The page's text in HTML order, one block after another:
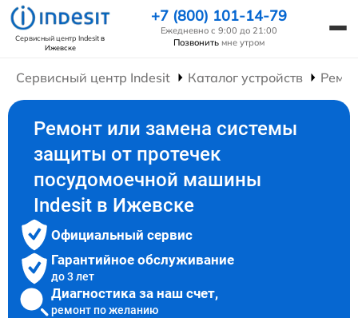
Сервисный центр Indesitв
Ижевске
+7 (800) 101-14-79
Ежедневно с 9:00 до 21:00
Позвонить мне утром
Сервисный центр Indesit Каталог устройств
Ремонт или замена системы
защиты от протечек
посудомоечной машины
Indesit в Ижевске
Официальный сервис
Гарантийное обслуживание
до 3 лет
Диагностика за наш счет,
ремонт по желанию